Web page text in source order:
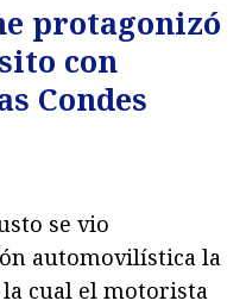
protagonizó
con
Condes
se vio
automovilística la
cual el motorista